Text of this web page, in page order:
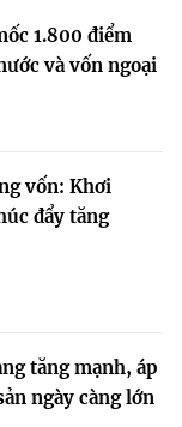
1.800 điểm
và vốn ngoại
vốn: Khơi
đẩy tăng
tăng mạnh, áp
ngày càng lớn